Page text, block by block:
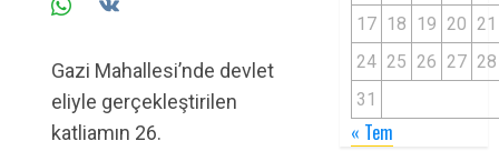
Gazi Mahallesi’nde devlet
eliyle gerçekleştirilen
katliamın 26.
17 18 19 20 21
24 25 26 27 28
31
« Tem